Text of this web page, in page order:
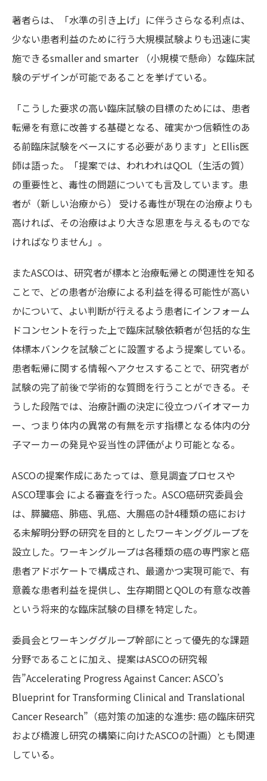
著者らは、「水準の引き上げ」に伴うさらなる利点は、
少ない患者利益のために行う大規模試験よりも迅速に実
施できるsmaller and smarter （小規模で懸命）な臨床試
験のデザインが可能であることを挙げている。
「こうした要求の高い臨床試験の目標のためには、患者
転帰を有意に改善する基礎となる、確実かつ信頼性のあ
る前臨床試験をベースにする必要があります」とEllis医
師は語った。「提案では、われわれはQOL（生活の質）
の重要性と、毒性の問題についても言及しています。患
者が（新しい治療から） 受ける毒性が現在の治療よりも
高ければ、その治療はより大きな恩恵を与えるものでな
ければなりません」。
またASCOは、研究者が標本と治療転帰との関連性を知る
ことで、どの患者が治療による利益を得る可能性が高い
かについて、よい判断が行えるよう患者にインフォーム
ドコンセントを行った上で臨床試験依頼者が包括的な生
体標本バンクを試験ごとに設置するよう提案している。
患者転帰に関する情報へアクセスすることで、研究者が
試験の完了前後で学術的な質問を行うことができる。そ
うした段階では、治療計画の決定に役立つバイオマーカ
ー、つまり体内の異常の有無を示す指標となる体内の分
子マーカーの発見や妥当性の評価がより可能となる。
ASCOの提案作成にあたっては、意見調査プロセスや
ASCO理事会 による審査を行った。ASCO癌研究委員会
は、膵臓癌、肺癌、乳癌、大腸癌の計4種類の癌におけ
る未解明分野の研究を目的としたワーキンググループを
設立した。ワーキングループは各種類の癌の専門家と癌
患者アドボケートで構成され、最適かつ実現可能で、有
意義な患者利益を提供し、生存期間とQOLの有意な改善
という将来的な臨床試験の目標を特定した。
委員会とワーキンググループ幹部にとって優先的な課題
分野であることに加え、提案はASCOの研究報
告”Accelerating Progress Against Cancer: ASCO’s
Blueprint for Transforming Clinical and Translational
Cancer Research”（癌対策の加速的な進歩: 癌の臨床研究
および橋渡し研究の構築に向けたASCOの計画）とも関連
している。